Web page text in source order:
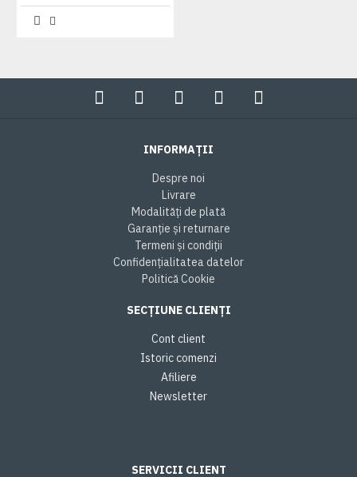
INFORMAȚII
Despre noi
Livrare
Modalități de plată
Garanție și returnare
Termeni și condiții
Confidențialitatea datelor
Politică Cookie
SECȚIUNE CLIENȚI
Cont client
Istoric comenzi
Afiliere
Newsletter
SERVICII CLIENT